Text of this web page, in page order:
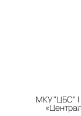
МКУ "ЦБС" |